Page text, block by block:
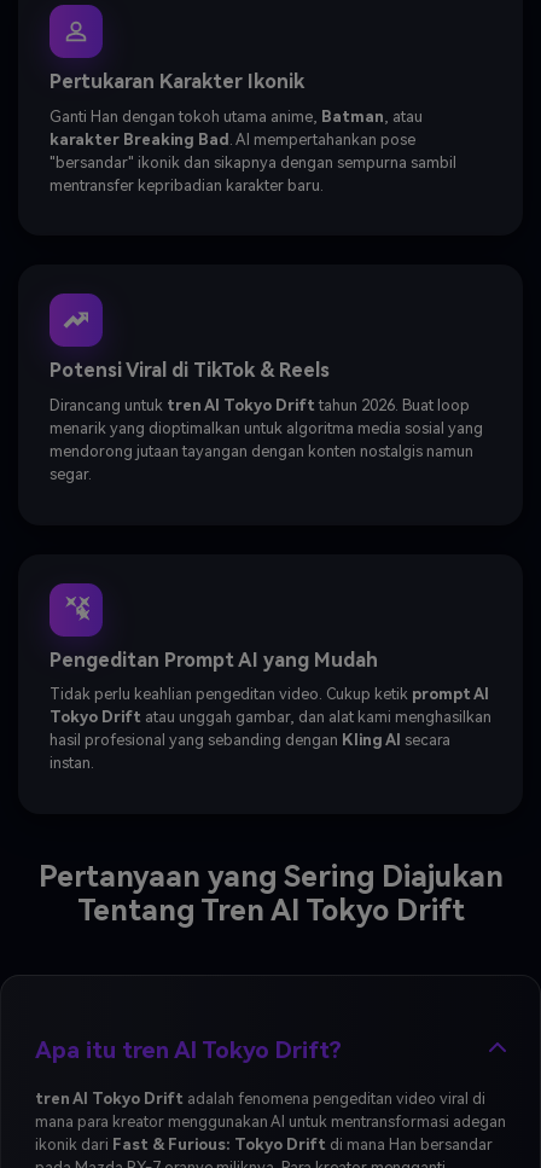
Pertukaran Karakter Ikonik
Ganti Han dengan tokoh utama anime, Batman , atau
karakter Breaking Bad . AI mempertahankan pose
"bersandar" ikonik dan sikapnya dengan sempurna sambil
mentransfer kepribadian karakter baru.
Potensi Viral di TikTok & Reels
Dirancang untuk tren AI Tokyo Drift tahun 2026. Buat loop
menarik yang dioptimalkan untuk algoritma media sosial yang
mendorong jutaan tayangan dengan konten nostalgis namun
segar.
Pengeditan Prompt AI yang Mudah
Tidak perlu keahlian pengeditan video. Cukup ketik prompt AI
Tokyo Drift atau unggah gambar, dan alat kami menghasilkan
hasil profesional yang sebanding dengan Kling AI secara
instan.
Pertanyaan yang Sering Diajukan
Tentang Tren AI Tokyo Drift
Apa itu tren AI Tokyo Drift?
tren AI Tokyo Drift adalah fenomena pengeditan video viral di
mana para kreator menggunakan AI untuk mentransformasi adegan
ikonik dari Fast & Furious: Tokyo Drift di mana Han bersandar